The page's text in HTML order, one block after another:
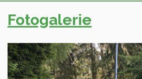
Fotogalerie